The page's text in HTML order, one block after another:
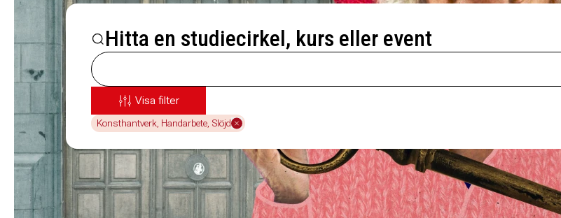
Hitta en studiecirkel, kurs eller event
Visa filter
Konsthantverk, Handarbete, Slöjd